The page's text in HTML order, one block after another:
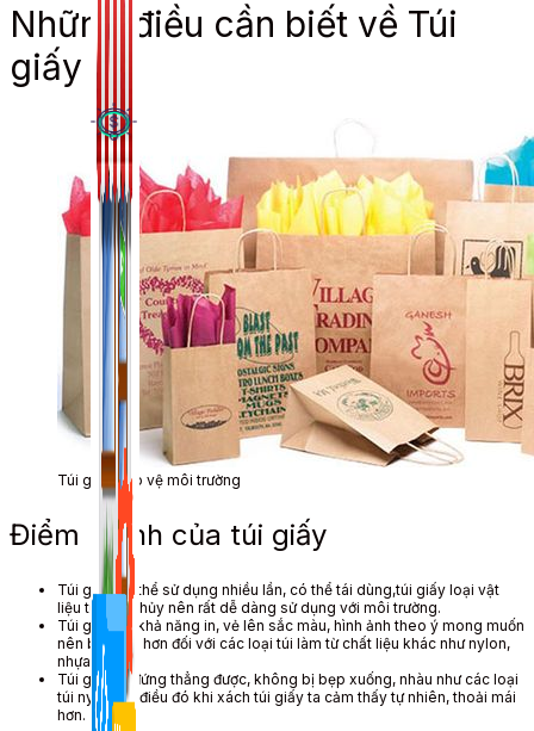
Kiếm Tiền MMO
1,422 bài viết
Những điều cần biết về Túi
giấy
Túi giấy bảo vệ môi trường
Điểm mạnh của túi giấy
Túi giấy có thể sử dụng nhiều lần, có thểtái dùng,túi giấy loại vật
liệu tự phân hủy nên rất dễ dàng sử dụng với môi trường.
Túi giấy
có khả năng in, vẻ lên sắc màu, hình ảnh theo ý mong muốn
nên bắt mắt hơn đối với các loại túi làm từ chất liệu khác như nylon,
nhựa, vải…
Túi giấy tự đứng thẳng được, không bị bẹp xuống, nhàu nhưcác loại
túi nylon,
Vì điều đó khi xách túi giấy ta cảm thấy tự nhiên,thoải mái
hơn.